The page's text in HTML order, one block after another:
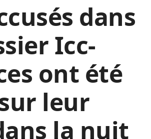
dans
Icc-
ont été
leur
la nuit